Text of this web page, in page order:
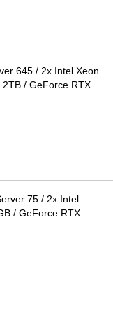
645 / 2x Intel Xeon
2TB / GeForce RTX